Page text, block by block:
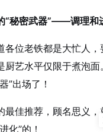
“秘密武器”——调理和
各位老铁都是大忙人
厨艺水平仅限于煮泡
”出场了！
最佳推荐，顾名思义，
化”的！